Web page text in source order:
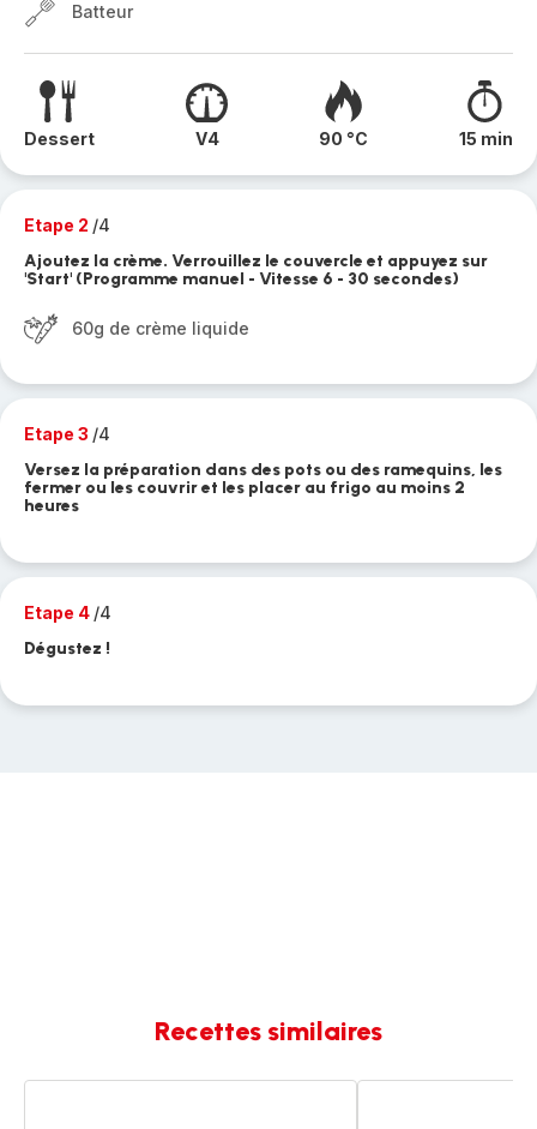
Batteur
Dessert V4 90 °C 15 min
Etape 2 /4
Ajoutez la crème. Verrouillez le couvercle et appuyez sur
'Start' (Programme manuel - Vitesse 6 - 30 secondes)
60g de crème liquide
Etape 3 /4
Versez la préparation dans des pots ou des ramequins, les
fermer ou les couvrir et les placer au frigo au moins 2
heures
Etape 4 /4
Dégustez !
Recettes similaires